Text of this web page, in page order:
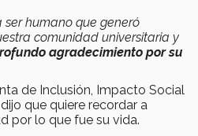
ser humano que generó
comunidad universitaria y
agradecimiento por su
de Inclusión, Impacto Social
que quiere recordar a
por lo que fue su vida.